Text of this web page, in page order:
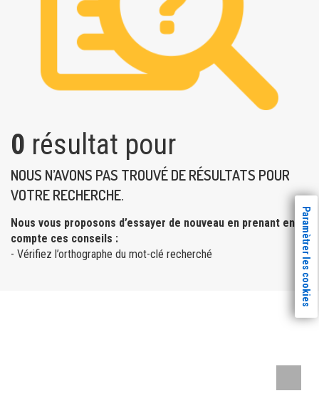
0 résultat pour
NOUS N’AVONS PAS TROUVÉ DE RÉSULTATS POUR
VOTRE RECHERCHE.
Nous vous proposons d’essayer de nouveau en prenant en
compte ces conseils :
- Vérifiez l’orthographe du mot-clé recherché
Paramètrer les cookies